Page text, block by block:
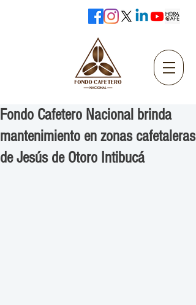
Fondo Cafetero Nacional brinda
mantenimiento en zonas cafetaleras
de Jesús de Otoro Intibucá